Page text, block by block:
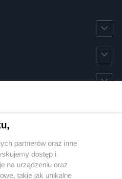
partnerów oraz inne
dostęp i
na urządzeniu oraz
takie jak unikalne